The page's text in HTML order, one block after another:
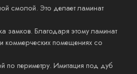
смолой. Это делает ламинат
замков. Благодаря этому ламинат
коммерческих помещениях со
по периметру. Имитация под дуб